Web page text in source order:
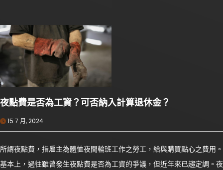
夜點費是否為工資？可否納入計算退休金？
15 7 月, 2024
所謂夜點費，指雇主為體恤夜間輪班工作之勞工，給與購買點心之費用。
基本上，過往雖曾發生夜點費是否為工資的爭議，但近年來已趨定調。夜